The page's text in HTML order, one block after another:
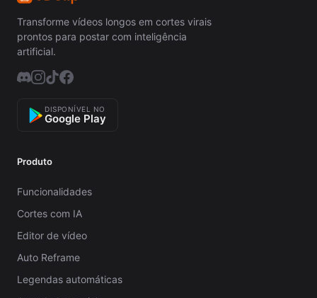
Transforme vídeos longos em cortes virais
prontos para postar com inteligência
artificial.
DISPONÍVEL NO
Google Play
Produto
Funcionalidades
Cortes com IA
Editor de vídeo
Auto Reframe
Legendas automáticas